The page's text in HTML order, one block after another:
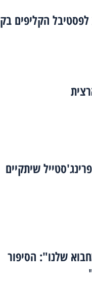
לפסטיבל הקליפים
שיתקיים
שלנו": הסיפור